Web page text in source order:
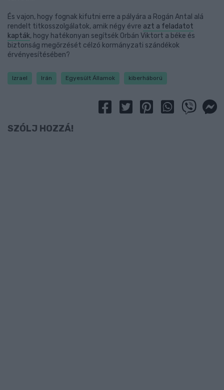
És vajon, hogy fognak kifutni erre a pályára a Rogán Antal alá
rendelt titkosszolgálatok, amik négy évre azt a feladatot
kapták, hogy hatékonyan segítsék Orbán Viktort a béke és
biztonság megőrzését célzó kormányzati szándékok
érvényesítésében?
Izrael Irán Egyesült Államok kiberháború
SZÓLJ HOZZÁ!